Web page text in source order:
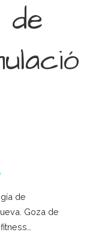
de
de
Goza de